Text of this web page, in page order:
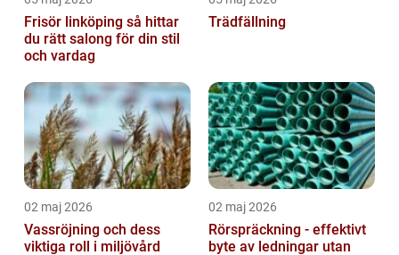
Frisör linköping så hittar
du rätt salong för din stil
och vardag
Trädfällning
02 maj 2026
Vassröjning och dess
viktiga roll i miljövård
02 maj 2026
Rörspräckning - effektivt
byte av ledningar utan